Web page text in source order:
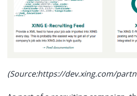
(Source:https://dev.xing.com/